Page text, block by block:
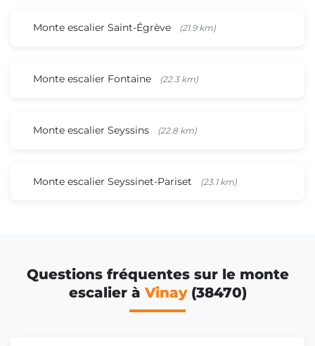
Monte escalier Saint-Égrève (21.9 km)
Monte escalier Fontaine (22.3 km)
Monte escalier Seyssins (22.8 km)
Monte escalier Seyssinet-Pariset (23.1 km)
Questions fréquentes sur le monte
escalier à Vinay(38470)